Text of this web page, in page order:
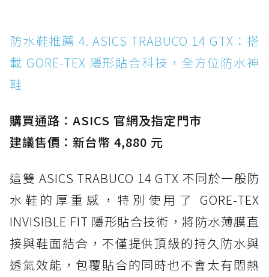
防水鞋推薦 4. ASICS TRABUCO 14 GTX：搭
載 GORE-TEX 隱形貼合科技，全方位防水神
鞋
購買通路：ASICS 官網及指定門市
建議售價：新台幣 4,880 元
這雙 ASICS TRABUCO 14 GTX 不同於一般防
水鞋的厚重感，特別使用了 GORE-TEX
INVISIBLE FIT 隱形貼合技術，將防水薄膜直
接與鞋面結合，不僅提供頂級的持久防水與
透氣效能，包覆貼合的同時也不會太有悶熱